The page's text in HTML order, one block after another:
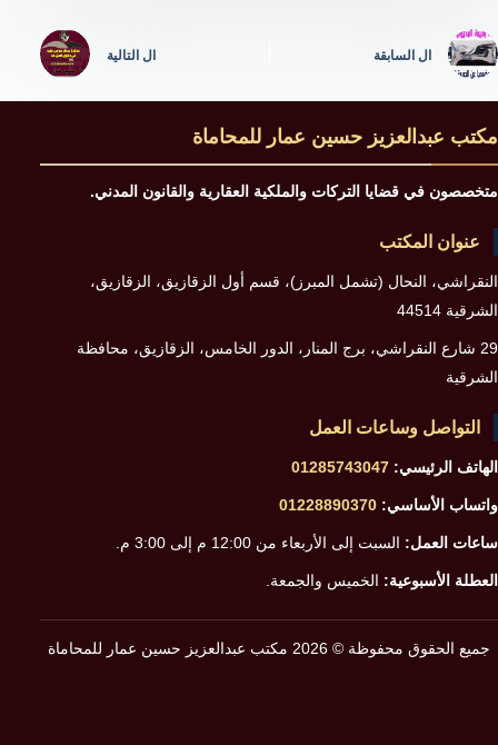
ال السابقة ال التالية
مكتب عبدالعزيز حسين عمار للمحاماة
متخصصون في قضايا التركات والملكية العقارية والقانون المدني.
عنوان المكتب
النقراشي، النحال (تشمل المبرز)، قسم أول الزقازيق، الزقازيق،
الشرقية 44514
29 شارع النقراشي، برج المنار، الدور الخامس، الزقازيق، محافظة
الشرقية
التواصل وساعات العمل
الهاتف الرئيسي: 01285743047
واتساب الأساسي: 01228890370
ساعات العمل: السبت إلى الأربعاء من 12:00 م إلى 3:00 م.
العطلة الأسبوعية: الخميس والجمعة.
جميع الحقوق محفوظة © 2026 مكتب عبدالعزيز حسين عمار للمحاماة